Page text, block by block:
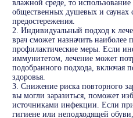
влажной среде, то
общественных душевых и саунах
предостережения.
2. Индивидуальный подход к
врач сможет назначить наиболее
профилактические меры. Если
иммунитетом, лечение может
подобранного подхода, включая
здоровья.
3. Снижение риска повторного
вы могли заразиться, поможет
источниками инфекции. Если
гигиене или неподходящей